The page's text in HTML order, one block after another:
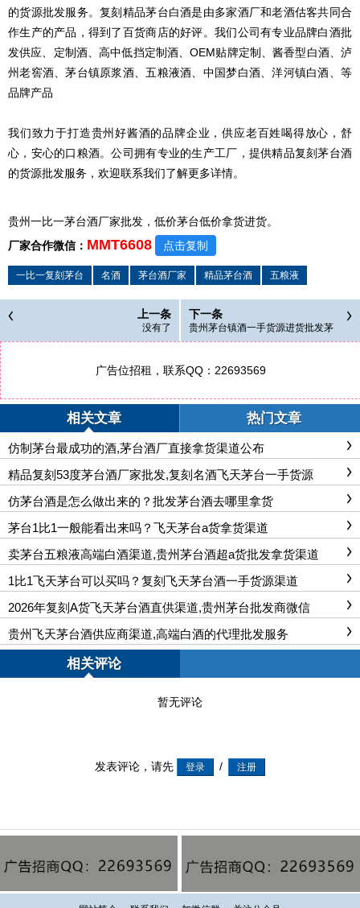
的货源批发服务。复刻精品茅台白酒是由多家酒厂和老酒估客共同合
作生产的产品，得到了百货商店的好评。我们公司有专业品牌白酒批
发供应、定制酒、高中低挡定制酒、OEM贴牌定制、酱香型白酒、泸
州老窖酒、茅台镇原浆酒、五粮液酒、中国梦白酒、洋河镇白酒、等
品牌产品
我们致力于打造贵州好酱酒的品牌企业，供应老百姓喝得放心，舒
心，安心的口粮酒。公司拥有专业的生产工厂，提供精品复刻茅台酒
的货源批发服务，欢迎联系我们了解更多详情。
贵州一比一茅台酒厂家批发，低价茅台低价拿货进货。
厂家合作微信： MMT6608 点击复制
一比一复刻茅台 名酒 茅台酒厂家 精品茅台酒 五粮液
上一条
没有了
下一条
贵州茅台镇酒一手货源进货批发茅
台,高品质飞天茅台现货全国发货顺
广告位招租，联系QQ：22693569
相关文章 热门文章
仿制茅台最成功的酒,茅台酒厂直接拿货渠道公布
精品复刻53度茅台酒厂家批发,复刻名酒飞天茅台一手货源
仿茅台酒是怎么做出来的？批发茅台酒去哪里拿货
茅台1比1一般能看出来吗？飞天茅台a货拿货渠道
卖茅台五粮液高端白酒渠道,贵州茅台酒超a货批发拿货渠道
1比1飞天茅台可以买吗？复刻飞天茅台酒一手货源渠道
2026年复刻A货飞天茅台酒直供渠道,贵州茅台批发商微信
贵州飞天茅台酒供应商渠道,高端白酒的代理批发服务
相关评论
暂无评论
发表评论，请先 /